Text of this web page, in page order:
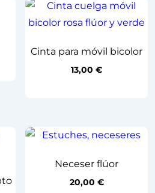
Cinta para móvil bicolor
13,00€
Neceser flúor
20,00 €